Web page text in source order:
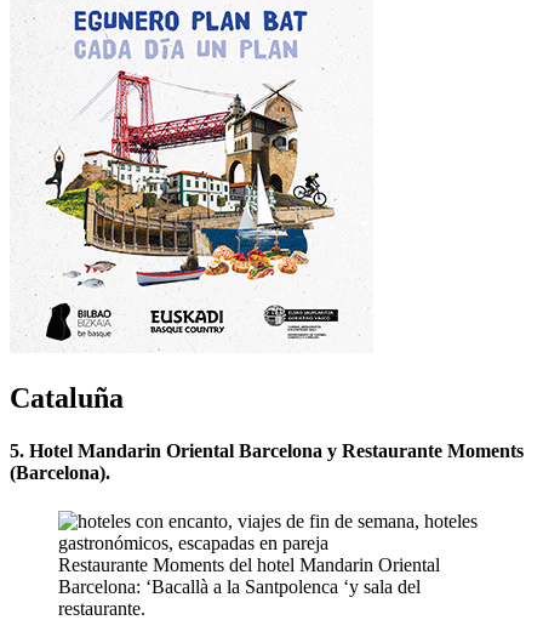
Cataluña
5. Hotel Mandarin Oriental Barcelona y Restaurante Moments
(Barcelona).
Restaurante Moments del hotel Mandarin Oriental
Barcelona: ‘Bacallà a la Santpolenca ‘y sala del
restaurante.